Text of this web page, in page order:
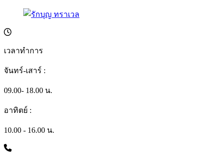
เวลาทำการ
จันทร์-เสาร์ :
09.00- 18.00 น.
อาทิตย์ :
10.00 - 16.00 น.